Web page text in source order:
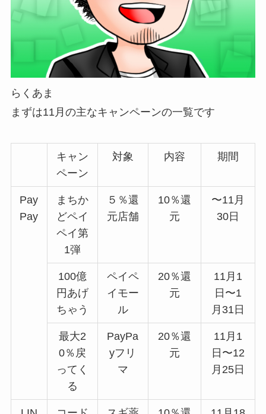
らくあま
まずは11月の主なキャンペーンの一覧です
キャン
ペーン
対象 内容 期間
Pay
Pay
まちか
どペイ
ペイ第
1弾
５％還
元店舗
10％還
元
〜11月
30日
100億
円あげ
ちゃう
ペイペ
イモー
ル
20％還
元
11月1
日〜1
月31日
最大2
0％戻
ってく
る
PayPa
yフリ
マ
20％還
元
11月1
日〜12
月25日